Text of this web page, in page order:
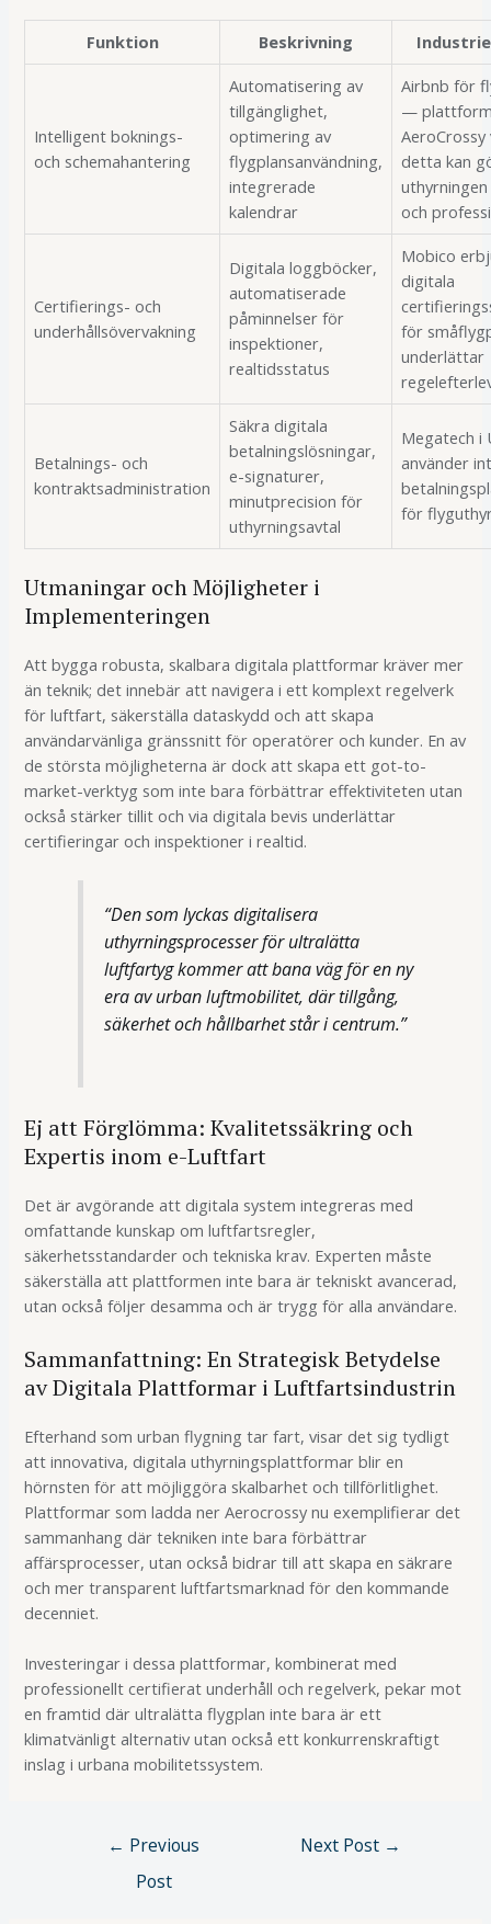
Funktion Beskrivning
Intelligent boknings-
och schemahantering
Automatisering av
tillgänglighet,
optimering av
flygplansanvändning,
integrerade
kalendrar
Airbnb för
—
detta kan
och
Certifierings- och
underhållsövervakning
Digitala loggböcker,
automatiserade
påminnelser för
inspektioner,
realtidsstatus
Mobico
digitala
för
underlättar
Betalnings- och
kontraktsadministration
Säkra digitala
betalningslösningar,
e-signaturer,
minutprecision för
uthyrningsavtal
Megatech i
använder
för
Utmaningar och Möjligheter i
Implementeringen
Att bygga robusta, skalbara digitala plattformar kräver mer
än teknik; det innebär att navigera i ett komplext regelverk
för luftfart, säkerställa dataskydd och att skapa
användarvänliga gränssnitt för operatörer och kunder. En av
de största möjligheterna är dock att skapa ett got-to-
market-verktyg som inte bara förbättrar effektiviteten utan
också stärker tillit och via digitala bevis underlättar
certifieringar och inspektioner i realtid.
“Den som lyckas digitalisera
uthyrningsprocesser för ultralätta
luftfartyg kommer att bana väg för en ny
era av urban luftmobilitet, där tillgång,
säkerhet och hållbarhet står i centrum.”
Ej att Förglömma: Kvalitetssäkring och
Expertis inom e-Luftfart
Det är avgörande att digitala system integreras med
omfattande kunskap om luftfartsregler,
säkerhetsstandarder och tekniska krav. Experten måste
säkerställa att plattformen inte bara är tekniskt avancerad,
utan också följer desamma och är trygg för alla användare.
Sammanfattning: En Strategisk Betydelse
av Digitala Plattformar i Luftfartsindustrin
Efterhand som urban flygning tar fart, visar det sig tydligt
att innovativa, digitala uthyrningsplattformar blir en
hörnsten för att möjliggöra skalbarhet och tillförlitlighet.
Plattformar som ladda ner Aerocrossy nu exemplifierar det
sammanhang där tekniken inte bara förbättrar
affärsprocesser, utan också bidrar till att skapa en säkrare
och mer transparent luftfartsmarknad för den kommande
decenniet.
Investeringar i dessa plattformar, kombinerat med
professionellt certifierat underhåll och regelverk, pekar mot
en framtid där ultralätta flygplan inte bara är ett
klimatvänligt alternativ utan också ett konkurrenskraftigt
inslag i urbana mobilitetssystem.
← Previous
Post
Next Post →